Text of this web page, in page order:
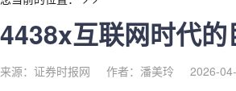
4438x互联网时代的
来源：证券时报网 作者：潘美玲 2026-